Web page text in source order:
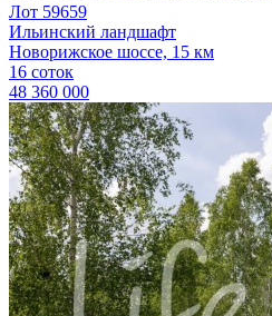
Лот 59659
Ильинский ландшафт
Новорижское шоссе, 15 км
16 соток
48 360 000